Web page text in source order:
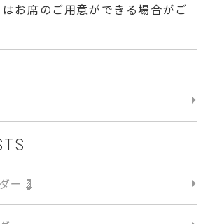
お席のご用意ができる場合がご
ー💈